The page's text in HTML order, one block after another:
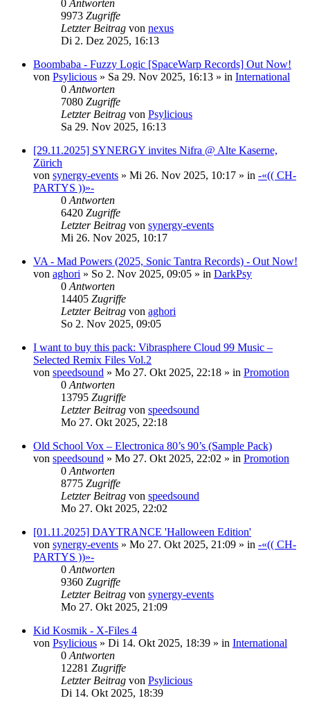
0 Antworten
9973 Zugriffe
Letzter Beitrag von nexus
Di 2. Dez 2025, 16:13
Boombaba - Fuzzy Logic [SpaceWarp Records] Out Now!
von Psylicious » Sa 29. Nov 2025, 16:13 » in International
0 Antworten
7080 Zugriffe
Letzter Beitrag von Psylicious
Sa 29. Nov 2025, 16:13
[29.11.2025] SYNERGY invites Nifra @ Alte Kaserne,
Zürich
von synergy-events » Mi 26. Nov 2025, 10:17 » in -«(( CH-
PARTYS ))»-
0 Antworten
6420 Zugriffe
Letzter Beitrag von synergy-events
Mi 26. Nov 2025, 10:17
VA - Mad Powers (2025, Sonic Tantra Records) - Out Now!
von aghori » So 2. Nov 2025, 09:05 » in DarkPsy
0 Antworten
14405 Zugriffe
Letzter Beitrag von aghori
So 2. Nov 2025, 09:05
I want to buy this pack: Vibrasphere Cloud 99 Music –
Selected Remix Files Vol.2
von speedsound » Mo 27. Okt 2025, 22:18 » in Promotion
0 Antworten
13795 Zugriffe
Letzter Beitrag von speedsound
Mo 27. Okt 2025, 22:18
Old School Vox – Electronica 80’s 90’s (Sample Pack)
von speedsound » Mo 27. Okt 2025, 22:02 » in Promotion
0 Antworten
8775 Zugriffe
Letzter Beitrag von speedsound
Mo 27. Okt 2025, 22:02
[01.11.2025] DAYTRANCE 'Halloween Edition'
von synergy-events » Mo 27. Okt 2025, 21:09 » in -«(( CH-
PARTYS ))»-
0 Antworten
9360 Zugriffe
Letzter Beitrag von synergy-events
Mo 27. Okt 2025, 21:09
Kid Kosmik - X-Files 4
von Psylicious » Di 14. Okt 2025, 18:39 » in International
0 Antworten
12281 Zugriffe
Letzter Beitrag von Psylicious
Di 14. Okt 2025, 18:39